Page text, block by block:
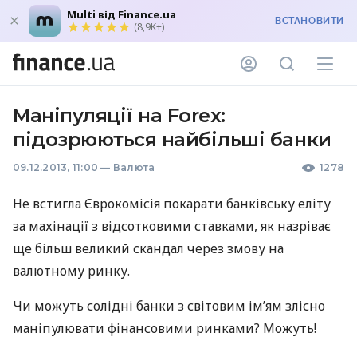
Multi від Finance.ua
(8,9K+) ВСТАНОВИТИ
Маніпуляції на Forex:
підозрюються найбільші банки
09.12.2013, 11:00 — Валюта 1278
Не встигла Єврокомісія покарати банківську еліту
за махінації з відсотковими ставками, як назріває
ще більш великий скандал через змову на
валютному ринку.
Чи можуть солідні банки з світовим ім’ям злісно
маніпулювати фінансовими ринками? Можуть!